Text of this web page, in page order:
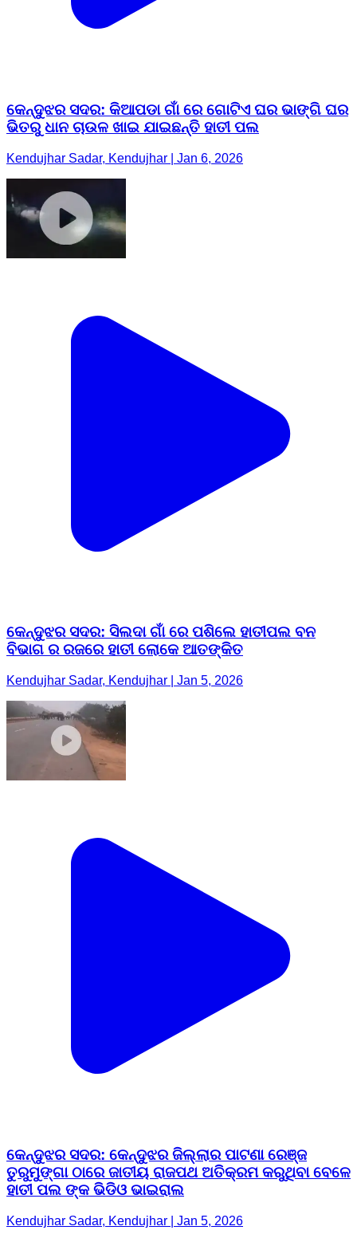
କେନ୍ଦୁଝର ସଦର: କିଆପଡା ଗାଁ ରେ ଗୋଟିଏ ଘର ଭାଙ୍ଗି ଘର
ଭିତରୁ ଧାନ ଚାଉଳ ଖାଇ ଯାଇଛନ୍ତି ହାତୀ ପଲ
Kendujhar Sadar, Kendujhar | Jan 6, 2026
କେନ୍ଦୁଝର ସଦର: ସିଲଦା ଗାଁ ରେ ପଶିଲେ ହାତୀପଲ ବନ
ବିଭାଗ ର ରଜରେ ହାତୀ ଲୋକେ ଆତଙ୍କିତ
Kendujhar Sadar, Kendujhar | Jan 5, 2026
କେନ୍ଦୁଝର ସଦର: କେନ୍ଦୁଝର ଜିଲ୍ଲାର ପାଟଣା ରେଞ୍ଜ
ତୁରୁମୁଙ୍ଗା ଠାରେ ଜାତୀୟ ରାଜପଥ ଅତିକ୍ରମ କରୁଥିବା ବେଳେ
ହାତୀ ପଲ ଙ୍କ ଭିଡିଓ ଭାଇରାଲ
Kendujhar Sadar, Kendujhar | Jan 5, 2026